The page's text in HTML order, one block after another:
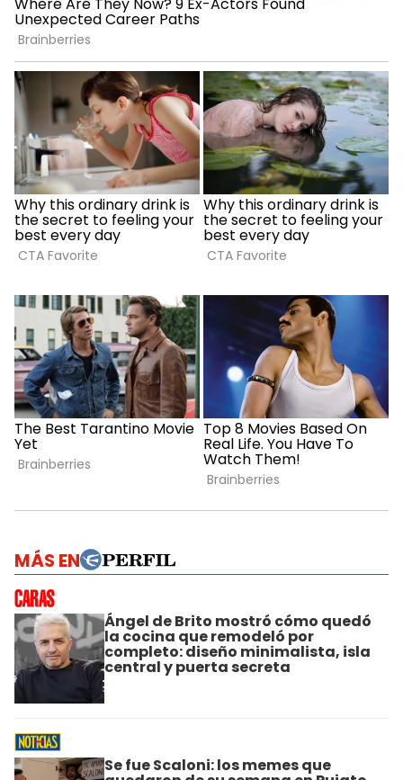
MÁS EN
Ángel de Brito mostró cómo quedó
la cocina que remodeló por
completo: diseño minimalista, isla
central y puerta secreta
Se fue Scaloni: los memes que